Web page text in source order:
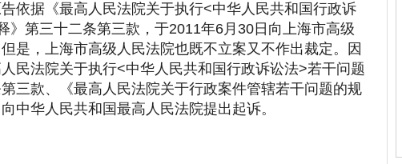
依据《最高人民法院关于执行<中华人民共和国行政诉
》第三十二条第三款，于2011年6月30日向上海市高级
是，上海市高级人民法院也既不立案又不作出裁定。因
民法院关于执行<中华人民共和国行政诉讼法>若干问题
三款、《最高人民法院关于行政案件管辖若干问题的规
中华人民共和国最高人民法院提出起诉。